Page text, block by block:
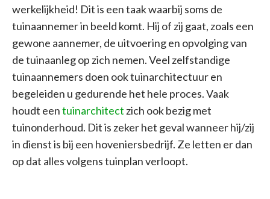
werkelijkheid! Dit is een taak waarbij soms de
tuinaannemer in beeld komt. Hij of zij gaat, zoals een
gewone aannemer, de uitvoering en opvolging van
de tuinaanleg op zich nemen. Veel zelfstandige
tuinaannemers doen ook tuinarchitectuur en
begeleiden u gedurende het hele proces. Vaak
houdt eentuinarchitect zich ook bezig met
tuinonderhoud. Dit is zeker het geval wanneer hij/zij
in dienst is bij een hoveniersbedrijf. Ze letten er dan
op dat alles volgens tuinplan verloopt.